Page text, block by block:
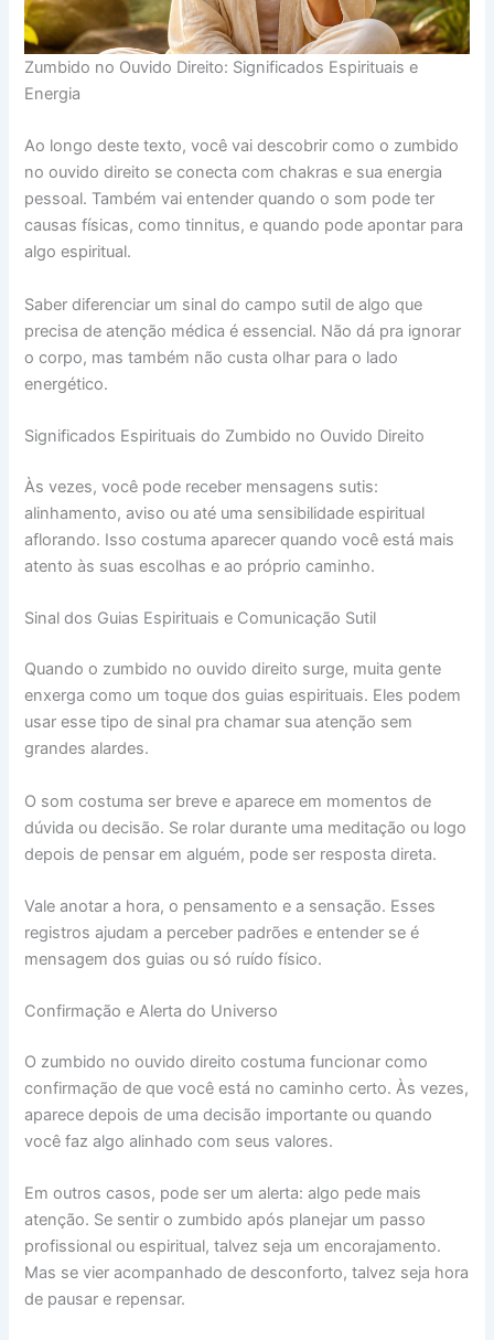
Zumbido no Ouvido Direito: Significados Espirituais e
Energia
Ao longo deste texto, você vai descobrir como o zumbido
no ouvido direito se conecta com chakras e sua energia
pessoal. Também vai entender quando o som pode ter
causas físicas, como tinnitus, e quando pode apontar para
algo espiritual.
Saber diferenciar um sinal do campo sutil de algo que
precisa de atenção médica é essencial. Não dá pra ignorar
o corpo, mas também não custa olhar para o lado
energético.
Significados Espirituais do Zumbido no Ouvido Direito
Às vezes, você pode receber mensagens sutis:
alinhamento, aviso ou até uma sensibilidade espiritual
aflorando. Isso costuma aparecer quando você está mais
atento às suas escolhas e ao próprio caminho.
Sinal dos Guias Espirituais e Comunicação Sutil
Quando o zumbido no ouvido direito surge, muita gente
enxerga como um toque dos guias espirituais. Eles podem
usar esse tipo de sinal pra chamar sua atenção sem
grandes alardes.
O som costuma ser breve e aparece em momentos de
dúvida ou decisão. Se rolar durante uma meditação ou logo
depois de pensar em alguém, pode ser resposta direta.
Vale anotar a hora, o pensamento e a sensação. Esses
registros ajudam a perceber padrões e entender se é
mensagem dos guias ou só ruído físico.
Confirmação e Alerta do Universo
O zumbido no ouvido direito costuma funcionar como
confirmação de que você está no caminho certo. Às vezes,
aparece depois de uma decisão importante ou quando
você faz algo alinhado com seus valores.
Em outros casos, pode ser um alerta: algo pede mais
atenção. Se sentir o zumbido após planejar um passo
profissional ou espiritual, talvez seja um encorajamento.
Mas se vier acompanhado de desconforto, talvez seja hora
de pausar e repensar.